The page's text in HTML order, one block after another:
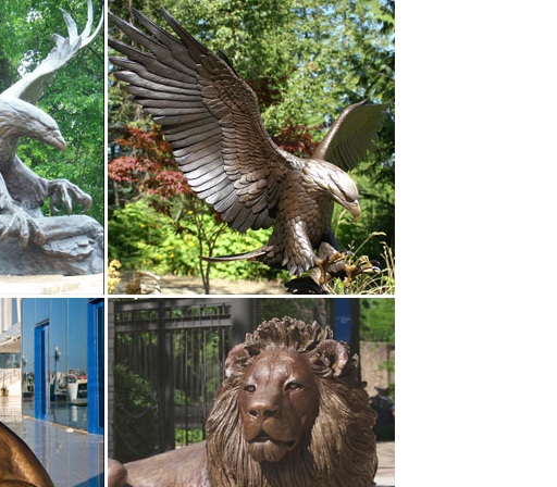
Москве с быстрой доставкой по России, фото,
5см.
по низким ценам. В нашем каталоге вы можете выбрать
гармонировать с природой и символизирует единение
собак с… традиционные фарфоровые статуэтки собак,
из нескольких разноразмерных фигурок, сделанных
"Собака" 4. китай. 439 руб. Купить.Материал. керамика.
рекомендуется ставить на светлые места в вашем доме
верный домашний страж. Фигурка или статуэтка этого